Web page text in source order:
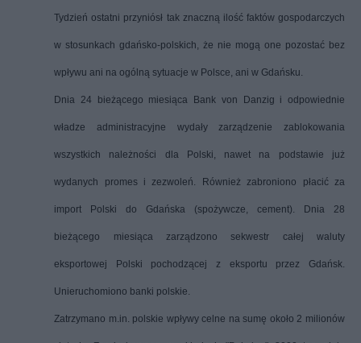
Tydzień ostatni przyniósł tak znaczną ilość faktów gospodarczych
w stosunkach gdańsko-polskich, że nie mogą one pozostać bez
wpływu ani na ogólną sytuacje w Polsce, ani w Gdańsku.
Dnia 24 bieżącego miesiąca Bank von Danzig i odpowiednie
władze administracyjne wydały zarządzenie zablokowania
wszystkich należności dla Polski, nawet na podstawie już
wydanych promes i zezwoleń. Również zabroniono płacić za
import Polski do Gdańska (spożywcze, cement). Dnia 28
bieżącego miesiąca zarządzono sekwestr całej waluty
eksportowej Polski pochodzącej z eksportu przez Gdańsk.
Unieruchomiono banki polskie.
Zatrzymano m.in. polskie wpływy celne na sumę około 2 milionów